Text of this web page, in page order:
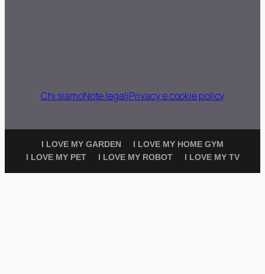
Chi siamoNote legaliPrivacy e cookie policy
I LOVE MY GARDEN
I LOVE MY HOME GYM
I LOVE MY PET
I LOVE MY ROBOT I LOVE MY TV